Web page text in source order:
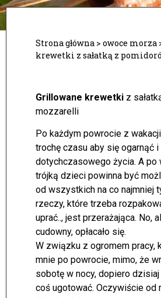
Strona główna > owoce morza
krewetki z sałatką z
Grillowane krewetki z
mozzarelli
Po każdym powrocie z
trochę czasu aby się ogarnąć
dotychczasowego życia. A po
trójką dzieci powinna być
od wszystkich na co najmniej
rzeczy, które trzeba
uprać.., jest przerażająca. No,
cudowny, opłacało się.
W związku z ogromem pracy,
mnie po powrocie, mimo, że
sobotę w nocy, dopiero dzisiaj
coś ugotować. Oczywiście od